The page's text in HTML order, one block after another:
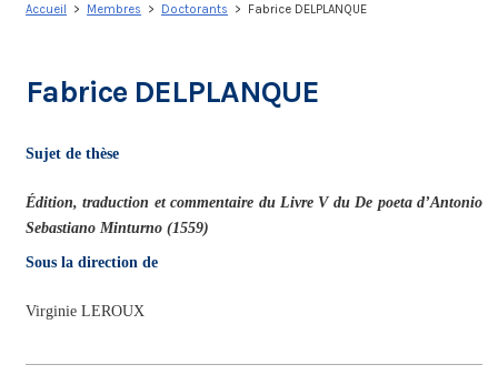
Accueil > Membres > Doctorants > Fabrice DELPLANQUE
Fabrice DELPLANQUE
Sujet de thèse
Édition, traduction et commentaire du Livre V du De poeta d’Antonio
Sebastiano Minturno (1559)
Sous la direction de
Virginie LEROUX